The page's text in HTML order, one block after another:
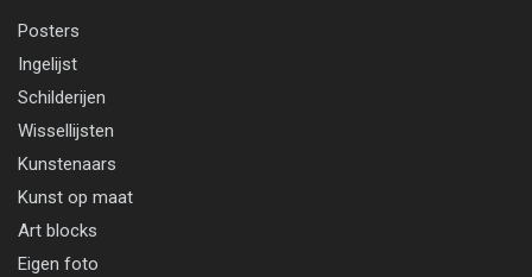
Posters
Ingelijst
Schilderijen
Wissellijsten
Kunstenaars
Kunst op maat
Art blocks
Eigen foto